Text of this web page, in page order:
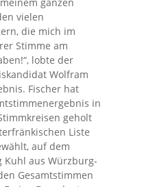
vielen
die mich im
Stimme am
lobte der
Wolfram
Fischer hat
in
geholt
Liste
auf dem
aus Würzburg-
Gesamtstimmen